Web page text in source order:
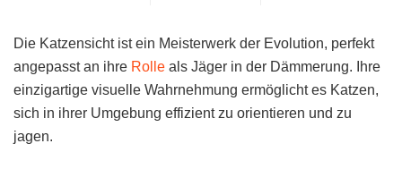
Die Katzensicht ist ein Meisterwerk der Evolution, perfekt
angepasst an ihre Rolle als Jäger in der Dämmerung. Ihre
einzigartige visuelle Wahrnehmung ermöglicht es Katzen,
sich in ihrer Umgebung effizient zu orientieren und zu
jagen.